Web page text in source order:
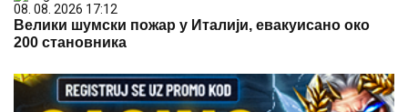
08. 08. 2026 17:12
Велики шумски пожар у Италији, евакуисано око
200 становника